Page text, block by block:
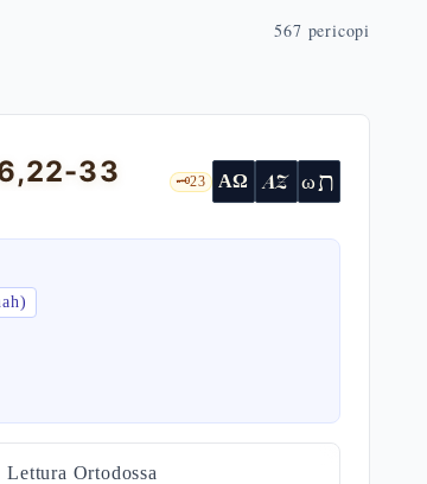
567 pericopi
33 🗝️23 ΑΩ AZ ωת
Lettura Ortodossa